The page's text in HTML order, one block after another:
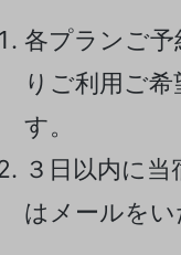
各プランご
りご利用ご
す。
３日以内に
はメールをい